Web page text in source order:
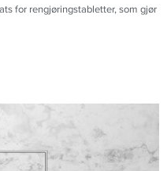
for rengjøringstabletter, som gjør